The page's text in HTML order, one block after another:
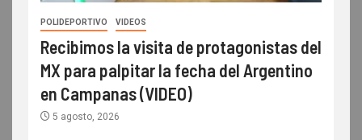
POLIDEPORTIVO VIDEOS
Recibimos la visita de protagonistas del
MX para palpitar la fecha del Argentino
en Campanas (VIDEO)
5 agosto, 2026